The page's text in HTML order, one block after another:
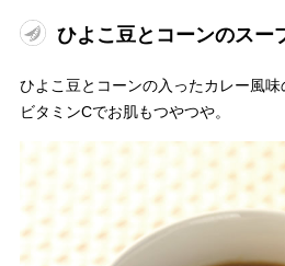
ひよこ豆とコーンのスー
ひよこ豆とコーンの入ったカレー風
ビタミンCでお肌もつやつや。